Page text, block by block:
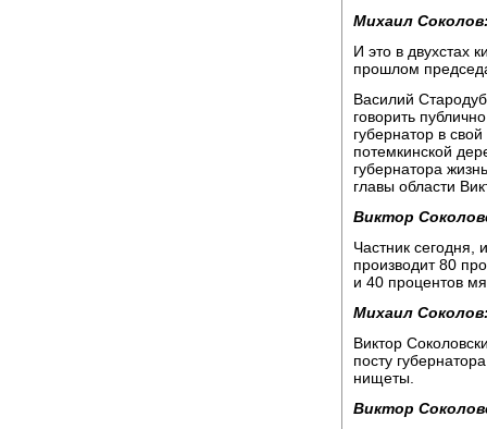
Михаил
И это в двухстах
прошлом
Василий
говорить
губернатор в
потемкинской
губернатора
главы области
Виктор
Частник сегодня,
производит 80
и 40 процентов
Михаил
Виктор
посту
нищеты.
Виктор